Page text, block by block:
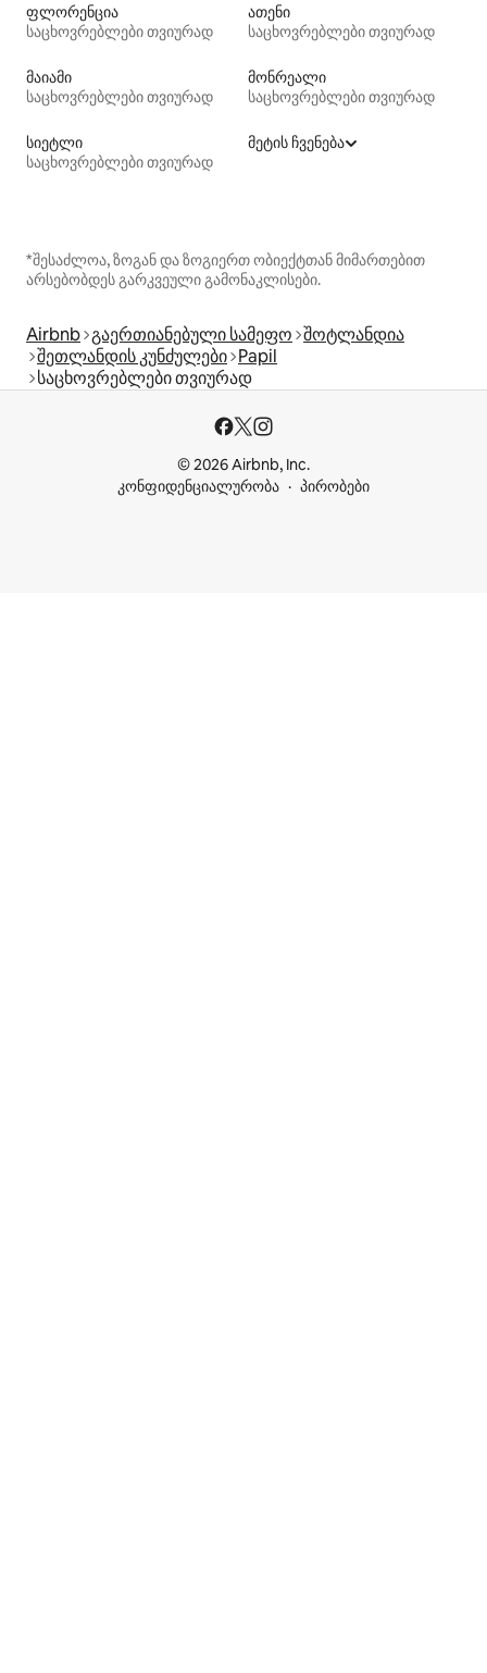
ფლორენცია
საცხოვრებლები თვიურად
ათენი
საცხოვრებლები თვიურად
მაიამი
საცხოვრებლები თვიურად
მონრეალი
საცხოვრებლები თვიურად
სიეტლი
საცხოვრებლები თვიურად
მეტის ჩვენება
*შესაძლოა, ზოგან და ზოგიერთ ობიექტთან მიმართებით
არსებობდეს გარკვეული გამონაკლისები.
Airbnb გაერთიანებული სამეფო შოტლანდია
შეთლანდის კუნძულები Papil
საცხოვრებლები თვიურად
© 2026 Airbnb, Inc.
კონფიდენციალურობა
პირობები